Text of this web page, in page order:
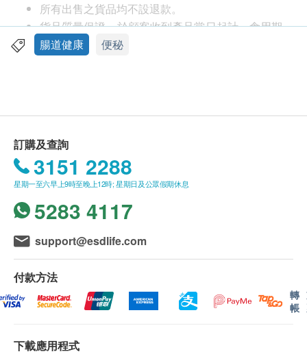
用法用量
每日服2-3粒「五青丸」，用300ml溫水送服。建議早
上或睡前空腹服用，效果更佳
請置產品於陰涼位置。
所有出售之貨品均不設退款。
貨品質量保證，於顧客收到產品當日起計，食用期
應最少有9個月或以上。
購買產品總額滿HK$300，即可享本地免費送貨服
務。賬單總額未滿HK$300需附加HK$30運費。
我們將於確定訂單後1-3個工作天內安排發貨。
不排除運送時間會因節日而有所影響。當八號烈風
訊號懸掛或黑色暴雨警告生效時，送貨服務時間將
會延遲。
所有訂單須視乎相關貨品的供應情況再作最後確
認。倘若健康網購health.ESDlife未能提供任何訂
單上的貨品，健康網購health.ESDlife有權拒絕接
受該訂單，並且會於送貨前透過電話或電郵通知顧
腸道健康 便秘
訂購及查詢
3151 2288
星期一至六早上9時至晚上12時; 星期日及公眾假期休息
5283 4117
support@esdlife.com
付款方法
轉
帳
下載應用程式